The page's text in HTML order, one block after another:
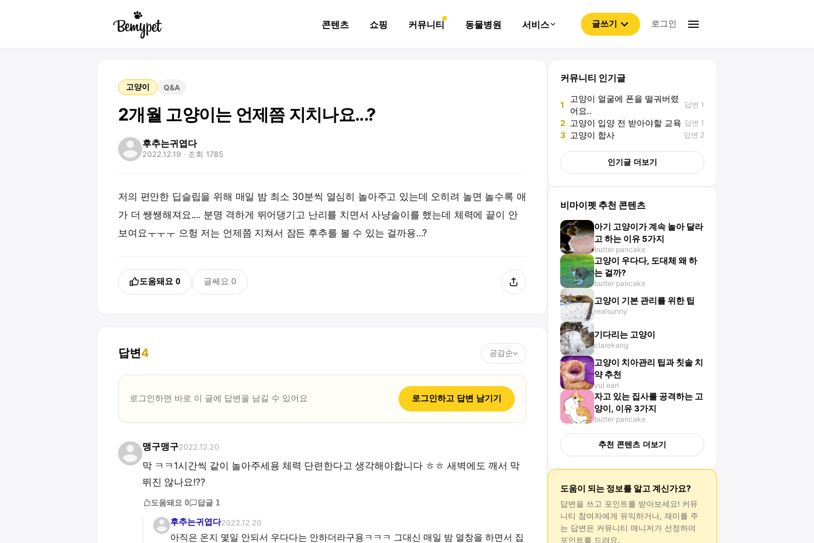
콘텐츠 쇼핑 커뮤니티 동물병원 서비스 글쓰기 로그인
고양이 Q&A
2개월 고양이는 언제쯤 지치나요...?
후추는귀엽다
2022.12.19 · 조회 1785
저의 편안한 딥슬립을 위해 매일 밤 최소 30분씩 열심히 놀아주고 있는데 오히려 놀면 놀수록 애
가 더 쌩쌩해져요.... 분명 격하게 뛰어댕기고 난리를 치면서 사냥솔이를 했는데 체력에 끝이 안
보여요ㅜㅜㅜ 으헝 저는 언제쯤 지쳐서 잠든 후추를 볼 수 있는 걸까용...?
도움돼요 0 글쎄요 0
답변4 공감순
로그인하면 바로 이 글에 답변을 남길 수 있어요 로그인하고 답변 남기기
맹구맹구2022.12.20
막 ㅋㅋ1시간씩 같이 놀아주세용 체력 단련한다고 생각해야합니다 ㅎㅎ 새벽에도 깨서 막
뛰진 않나요!??
도움돼요 0 답글 1
후추는귀엽다2022.12.20
아직은 온지 몇일 안되서 우다다는 안하더라구용ㅋㅋㅋ 그대신 매일 밤 열창을 하면서 집
커뮤니티 인기글
1
고양이 얼굴에 폰을 떨궈버렸
어요..
답변 1
2 고양이 입양 전 받아야할 교육 답변 1
3 고양이 합사 답변 2
인기글 더보기
비마이펫 추천 콘텐츠
아기 고양이가 계속 놀아 달라
고 하는 이유 5가지
butter pancake
고양이 우다다, 도대체 왜 하
는 걸까?
butter pancake
고양이 기본 관리를 위한 팁
realsunny
기다리는 고양이
clarekang
고양이 치아관리 팁과 칫솔 치
약 추천
yul earl
자고 있는 집사를 공격하는 고
양이, 이유 3가지
butter pancake
추천 콘텐츠 더보기
도움이 되는 정보를 알고 계신가요?
답변 을 쓰고 포인트를 받아보세요! 커뮤
니티 참여자에게 유익하거나, 재미를 주
는 답변 은 커뮤니티 매니저가 선정하여
포인트를 드려요.